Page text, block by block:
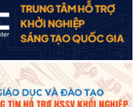
tăng trưởng kinh tế - xã hội năm
Lắk (10/3/1975 - 10/3/2025)"